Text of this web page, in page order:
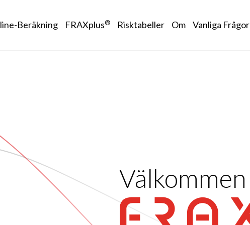
navigation
Beräkning FRAXplus® Risktabeller Om Vanliga Frågor
Välkommen